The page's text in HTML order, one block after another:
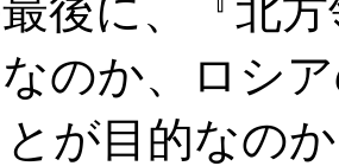
後に、『北
のか、ロシ
が目的なの